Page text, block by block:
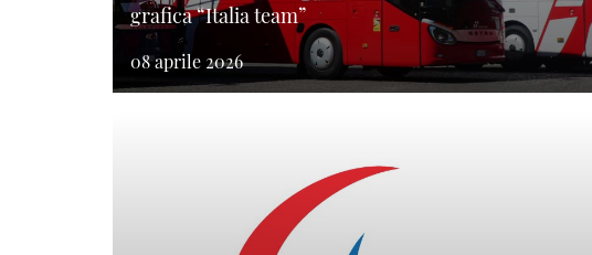
grafica “Italia team”
08 aprile 2026